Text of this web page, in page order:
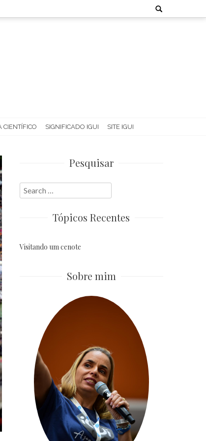
Search
for:
CIENTÍFICO SIGNIFICADO IGUI SITE IGUI
Pesquisar
Search
for:
Tópicos Recentes
Visitando um cenote
Sobre mim